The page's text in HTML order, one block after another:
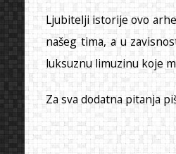
Ljubitelji istorije ovo
našeg tima, a u
luksuznu limuzinu koje
Za sva dodatna pitanja